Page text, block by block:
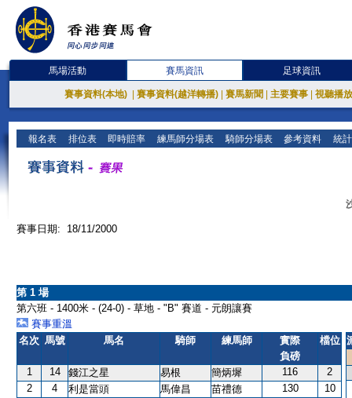
馬場活動 賽馬資訊 足球資訊
賽事資料(本地) 賽事資料(越洋轉播) 賽馬新聞 主要賽事 視聽播
報名表 排位表 即時賠率 練馬師分場表 騎師分場表 參考資料 統
賽事日期: 18/11/2000
第 1 場
第六班 - 1400米 - (24-0) - 草地 - "B" 賽道 - 元朗讓賽
賽事重溫
名次 馬號 馬名 騎師 練馬師
實際
負磅
檔位
1 14 錢江之星 易根 簡炳墀 116
2
2
4 利是當頭 馬偉昌 苗禮德 130
10